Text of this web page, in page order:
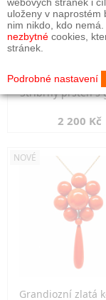
Stříbrný prsten s
2 200 Kč
NOVÉ
Grandiozní zlatá
uloženy v naprostém
nim nikdo, kdo
nezbytné cookies,
stránek.
Podrobné nastavení